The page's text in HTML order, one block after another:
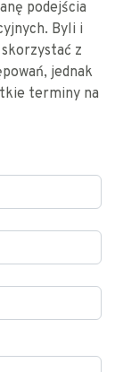
podejścia
Byli i
z
jednak
terminy na